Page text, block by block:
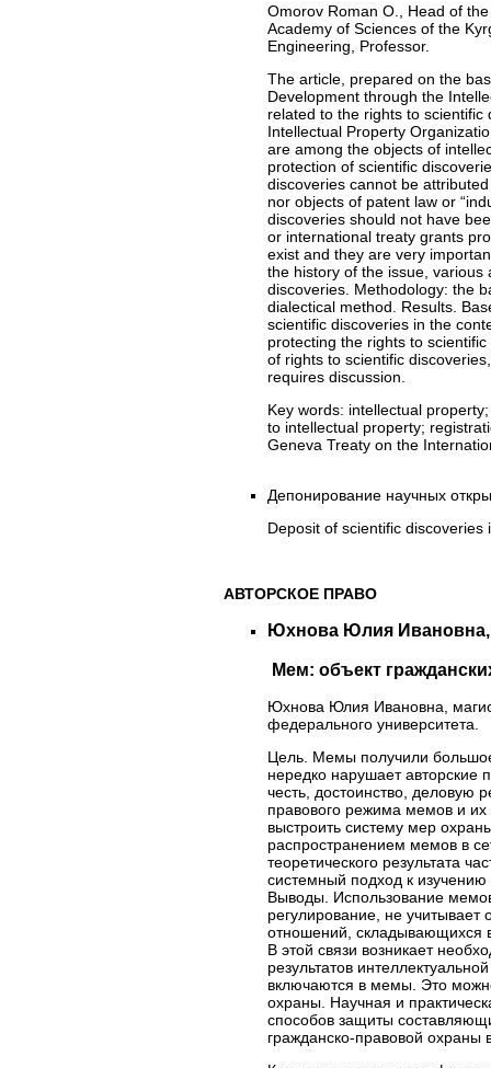
Omorov Roman O., Head of
Academy of Sciences of the
Engineering, Professor.
The article, prepared on the
Development through the
related to the rights to
Intellectual Property
are among the objects of
protection of scientific
discoveries cannot be
nor objects of patent law or
discoveries should not have
or international treaty grants
exist and they are very
the history of the issue,
discoveries. Methodology: the
dialectical method. Results.
scientific discoveries in the
protecting the rights to
of rights to scientific
requires discussion.
Key words: intellectual
to intellectual property;
Geneva Treaty on the
Депонирование научных
Deposit of scientific discoveries
АВТОРСКОЕ ПРАВО
Юхнова Юлия Ивановна,
Мем: объект
Юхнова Юлия Ивановна,
федерального университета.
Цель. Мемы получили
нередко нарушает авторские
честь, достоинство, деловую
правового режима мемов и их
выстроить систему мер
распространением мемов в
теоретического результата
системный подход к
Выводы. Использование
регулирование, не
отношений, складывающихся
В этой связи возникает
результатов
включаются в мемы. Это
охраны. Научная и
способов защиты
гражданско-правовой охраны